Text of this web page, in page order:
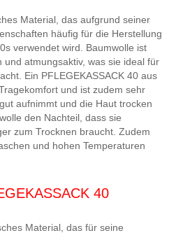
Material, das aufgrund seiner
häufig für die Herstellung
verwendet wird. Baumwolle ist
und atmungsaktiv, was sie ideal für
Ein PFLEGEKASSACK 40 aus
und ist zudem sehr
aufnimmt und die Haut trocken
den Nachteil, dass sie
zum Trocknen braucht. Zudem
und hohen Temperaturen
40
Material, das für seine